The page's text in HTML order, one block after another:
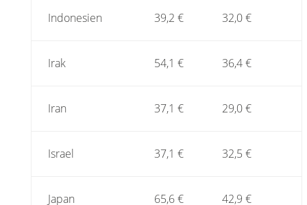
Indonesien 39,2 € 32,0 €
Irak 54,1 € 36,4 €
Iran 37,1 € 29,0 €
Israel 37,1 € 32,5 €
Japan 65,6 € 42,9 €